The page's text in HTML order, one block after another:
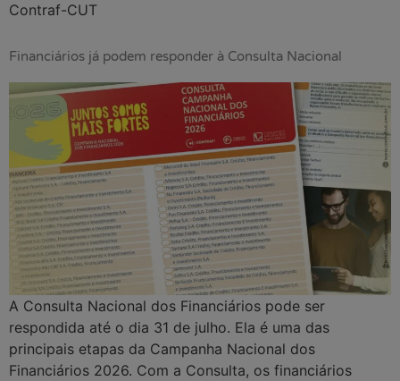
Contraf-CUT
Financiários já podem responder à Consulta Nacional
A Consulta Nacional dos Financiários pode ser
respondida até o dia 31 de julho. Ela é uma das
principais etapas da Campanha Nacional dos
Financiários 2026. Com a Consulta, os financiários